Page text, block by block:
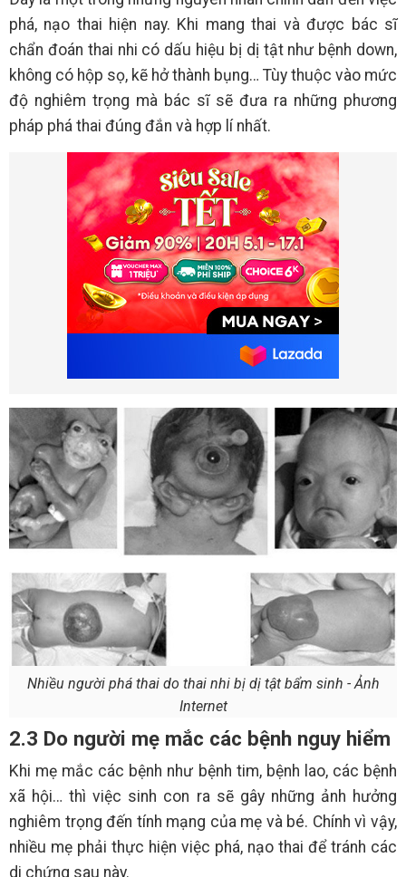
phá, nạo thai hiện nay. Khi mang thai và được bác sĩ
chẩn đoán thai nhi có dấu hiệu bị dị tật như bệnh down,
không có hộp sọ, kẽ hở thành bụng… Tùy thuộc vào mức
độ nghiêm trọng mà bác sĩ sẽ đưa ra những phương
pháp phá thai đúng đắn và hợp lí nhất.
Nhiều người phá thai do thai nhi bị dị tật bẩm sinh - Ảnh
Internet
2.3 Do người mẹ mắc các bệnh nguy hiểm
Khi mẹ mắc các bệnh như bệnh tim, bệnh lao, các bệnh
xã hội… thì việc sinh con ra sẽ gây những ảnh hưởng
nghiêm trọng đến tính mạng của mẹ và bé. Chính vì vậy,
nhiều mẹ phải thực hiện việc phá, nạo thai để tránh các
di chứng sau này.